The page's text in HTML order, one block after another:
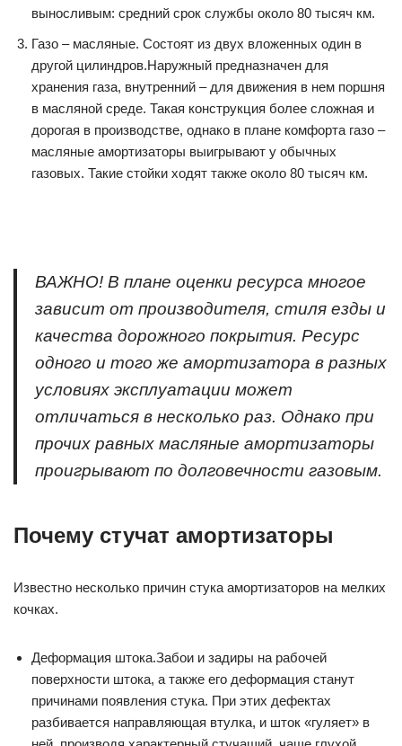
выносливым: средний срок службы около 80 тысяч км.
Газо – масляные. Состоят из двух вложенных один в
другой цилиндров.Наружный предназначен для
хранения газа, внутренний – для движения в нем поршня
в масляной среде. Такая конструкция более сложная и
дорогая в производстве, однако в плане комфорта газо –
масляные амортизаторы выигрывают у обычных
газовых. Такие стойки ходят также около 80 тысяч км.
ВАЖНО! В плане оценки ресурса многое
зависит от производителя, стиля езды и
качества дорожного покрытия. Ресурс
одного и того же амортизатора в разных
условиях эксплуатации может
отличаться в несколько раз. Однако при
прочих равных масляные амортизаторы
проигрывают по долговечности газовым.
Почему стучат амортизаторы
Известно несколько причин стука амортизаторов на мелких
кочках.
Деформация штока.Забои и задиры на рабочей
поверхности штока, а также его деформация станут
причинами появления стука. При этих дефектах
разбивается направляющая втулка, и шток «гуляет» в